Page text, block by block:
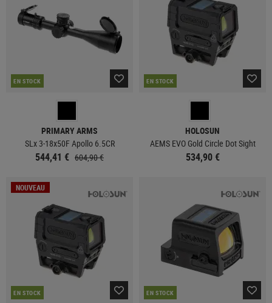
EN STOCK
PRIMARY ARMS
SLx 3-18x50F Apollo 6.5CR
544,41 € 604,90 €
EN STOCK
HOLOSUN
AEMS EVO Gold Circle Dot Sight
534,90 €
NOUVEAU
EN STOCK EN STOCK